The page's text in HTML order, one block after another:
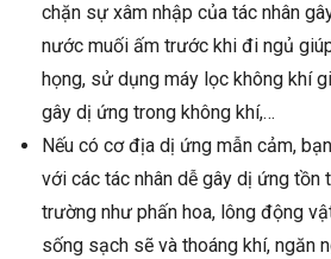
chặn sự xâm nhập của tác nhân
nước muối ấm trước khi đi ngủ
họng, sử dụng máy lọc không khí
gây dị ứng trong không khí,…
Nếu có cơ địa dị ứng mẫn cảm,
với các tác nhân dễ gây dị ứng tồn
trường như phấn hoa, lông động
sống sạch sẽ và thoáng khí, ngăn